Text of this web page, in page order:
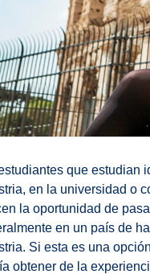
que estudian
en la universidad o
la oportunidad de
en un país de
Si esta es una
obtener de la